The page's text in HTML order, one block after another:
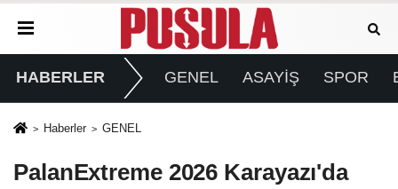
HABERLER GENEL ASAYİŞ SPOR
Haberler GENEL
PalanExtreme 2026 Karayazı'da